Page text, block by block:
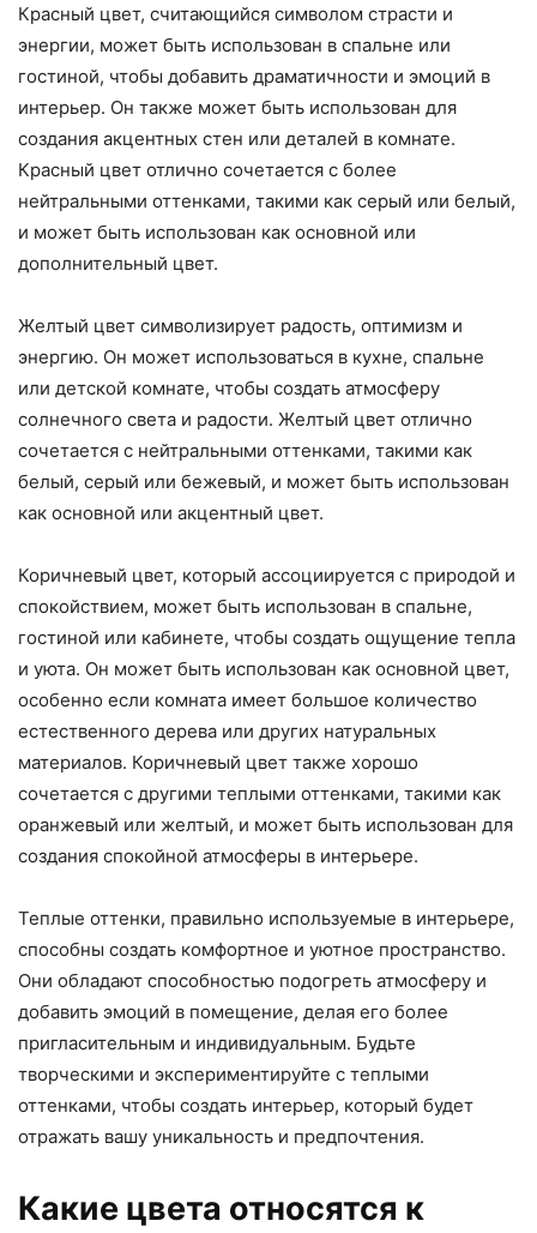
Красный цвет, считающийся символом страсти и
энергии, может быть использован в спальне или
гостиной, чтобы добавить драматичности и эмоций в
интерьер. Он также может быть использован для
создания акцентных стен или деталей в комнате.
Красный цвет отлично сочетается с более
нейтральными оттенками, такими как серый или белый,
и может быть использован как основной или
дополнительный цвет.
Желтый цвет символизирует радость, оптимизм и
энергию. Он может использоваться в кухне, спальне
или детской комнате, чтобы создать атмосферу
солнечного света и радости. Желтый цвет отлично
сочетается с нейтральными оттенками, такими как
белый, серый или бежевый, и может быть использован
как основной или акцентный цвет.
Коричневый цвет, который ассоциируется с природой и
спокойствием, может быть использован в спальне,
гостиной или кабинете, чтобы создать ощущение тепла
и уюта. Он может быть использован как основной цвет,
особенно если комната имеет большое количество
естественного дерева или других натуральных
материалов. Коричневый цвет также хорошо
сочетается с другими теплыми оттенками, такими как
оранжевый или желтый, и может быть использован для
создания спокойной атмосферы в интерьере.
Теплые оттенки, правильно используемые в интерьере,
способны создать комфортное и уютное пространство.
Они обладают способностью подогреть атмосферу и
добавить эмоций в помещение, делая его более
пригласительным и индивидуальным. Будьте
творческими и экспериментируйте с теплыми
оттенками, чтобы создать интерьер, который будет
отражать вашу уникальность и предпочтения.
Какие цвета относятся к